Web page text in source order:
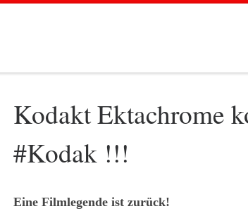
Kodakt Ektachrome
#Kodak !!!
Eine Filmlegende ist zurück!